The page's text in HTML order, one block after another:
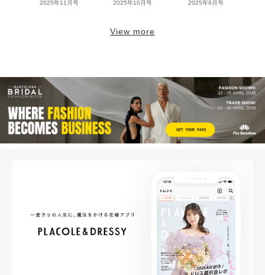
2025年11月号 2025年10月号 2025年9月号
View more